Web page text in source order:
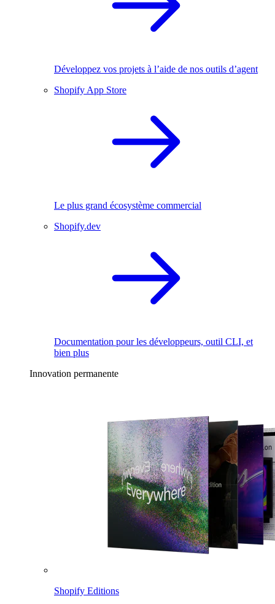
Développez vos projets à l’aide de nos outils d’agent
Shopify App Store
Le plus grand écosystème commercial
Shopify.dev
Documentation pour les développeurs, outil CLI, et
bien plus
Innovation permanente
Shopify Editions